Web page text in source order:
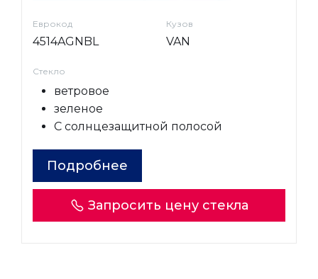
Еврокод
4514AGNBL
Кузов
VAN
Стекло
ветровое
зеленое
С солнцезащитной полосой
Подробнее
Запросить цену стекла